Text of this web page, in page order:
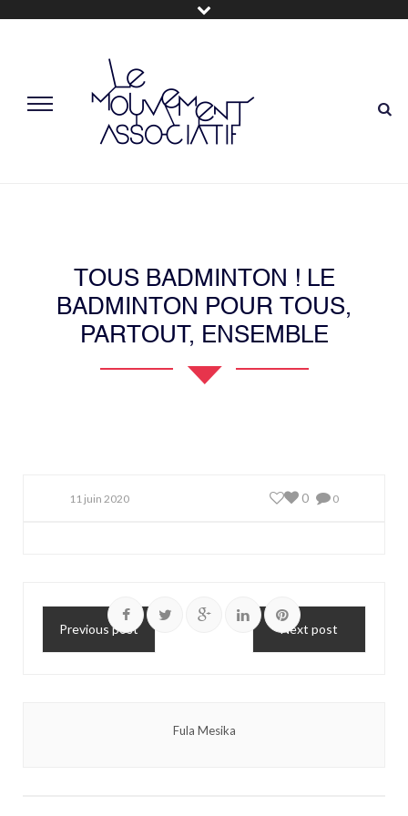
TOUS BADMINTON ! LE
BADMINTON POUR TOUS,
PARTOUT, ENSEMBLE
11 juin 2020 0
0
Previous post Next post
Fula Mesika